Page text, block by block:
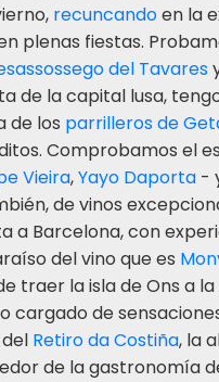
recuncandoen la
plenas fiestas.
del Tavares
de la capital lusa,
de los parrilleros de
Comprobamos el
Vieira,Yayo Daporta -
de vinos
a Barcelona, con
del vino que es
traer la isla de Ons a
cargado de
Retiro da Costiña, la
de la gastronomía